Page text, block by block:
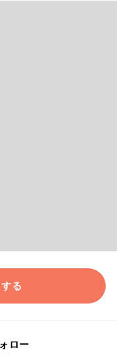
る
ロー